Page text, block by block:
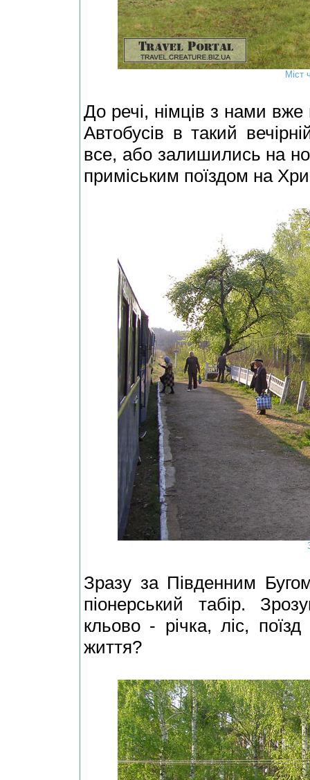
Міст
До речі, німців з нами
Автобусів в такий
все, або залишились на
приміським поїздом на
Зразу за Південним
піонерський табір.
кльово - річка, ліс,
життя?